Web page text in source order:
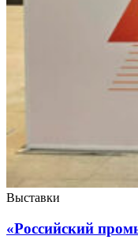
Выставки
«Российский